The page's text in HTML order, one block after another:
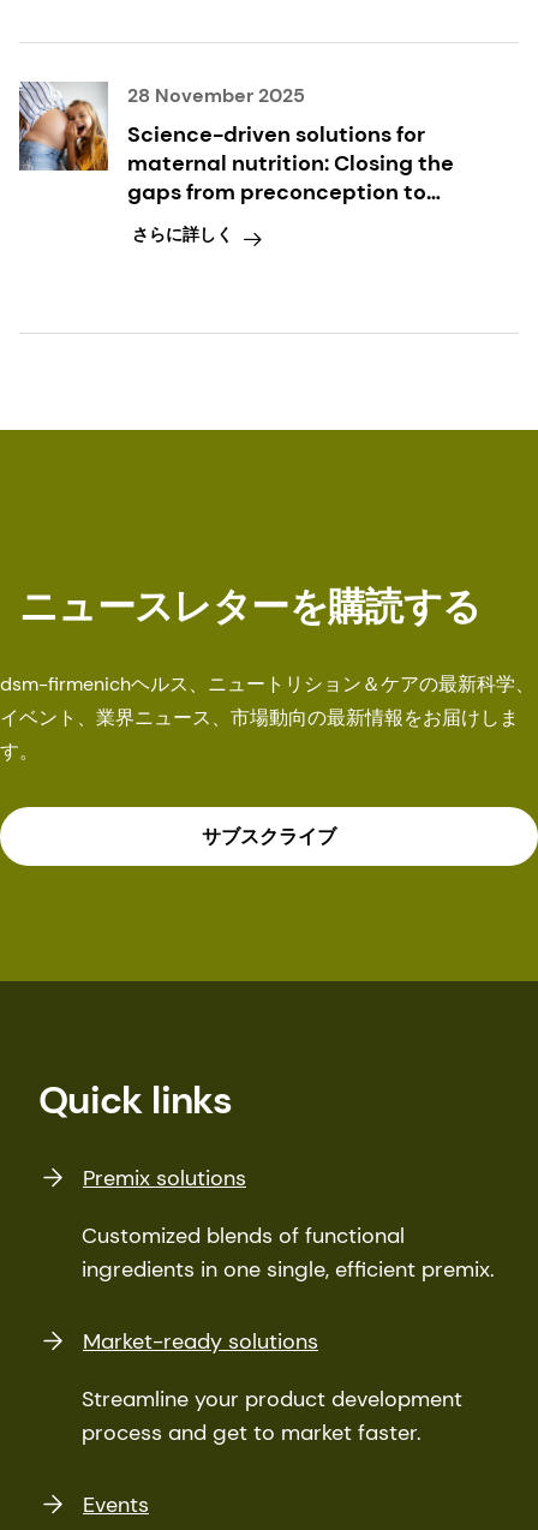
28 November 2025
Science-driven solutions for
maternal nutrition: Closing the
gaps from preconception to
postpartum
さらに詳しく
ニュースレターを購読する
dsm-firmenichヘルス、ニュートリション＆ケアの最新科学、
イベント、業界ニュース、市場動向の最新情報をお届けしま
す。
サブスクライブ
Quick links
Premix solutions
Customized blends of functional
ingredients in one single, efficient premix.
Market-ready solutions
Streamline your product development
process and get to market faster.
Events